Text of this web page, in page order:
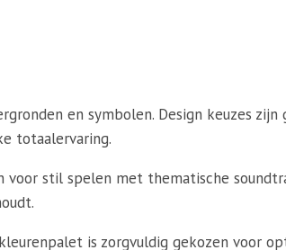
en symbolen. Design keuzes
totaalervaring.
stil spelen met thematische
is zorgvuldig gekozen voor